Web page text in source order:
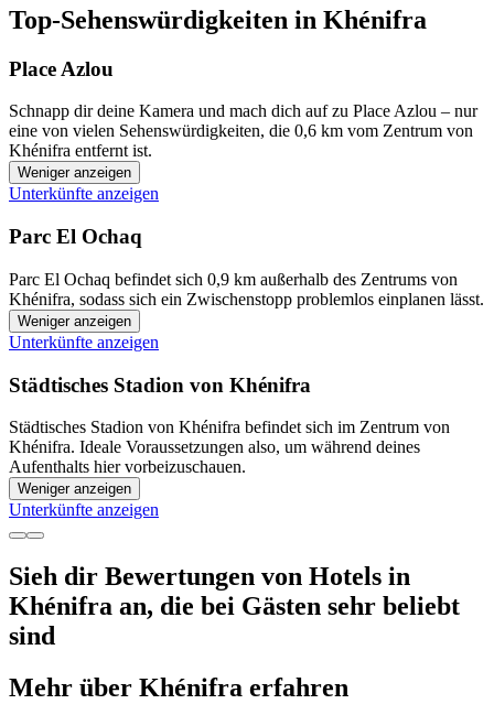
Top-Sehenswürdigkeiten in Khénifra
Place Azlou
Schnapp dir deine Kamera und mach dich auf zu Place Azlou – nur
eine von vielen Sehenswürdigkeiten, die 0,6 km vom Zentrum von
Khénifra entfernt ist.
Weniger anzeigen
Unterkünfte anzeigen
Parc El Ochaq
Parc El Ochaq befindet sich 0,9 km außerhalb des Zentrums von
Khénifra, sodass sich ein Zwischenstopp problemlos einplanen lässt.
Weniger anzeigen
Unterkünfte anzeigen
Städtisches Stadion von Khénifra
Städtisches Stadion von Khénifra befindet sich im Zentrum von
Khénifra. Ideale Voraussetzungen also, um während deines
Aufenthalts hier vorbeizuschauen.
Weniger anzeigen
Unterkünfte anzeigen
Sieh dir Bewertungen von Hotels in
Khénifra an, die bei Gästen sehr beliebt
sind
Mehr über Khénifra erfahren